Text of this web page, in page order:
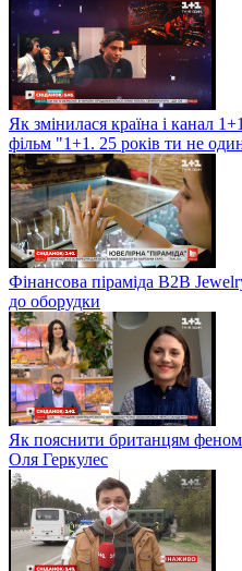
Як змінилася країна і канал
фільм "1+1. 25 років ти не
Фінансова піраміда B2B
до оборудки
Як пояснити британцям
Оля Геркулес